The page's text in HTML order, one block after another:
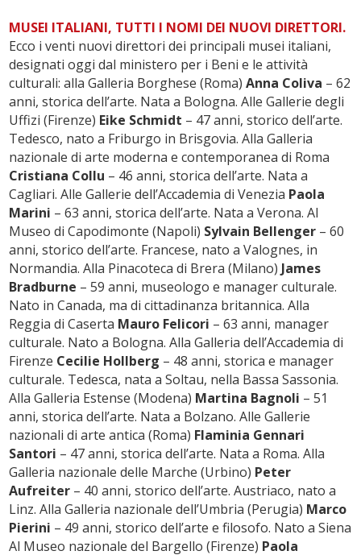
MUSEI ITALIANI, TUTTI I NOMI DEI NUOVI DIRETTORI.
Ecco i venti nuovi direttori dei principali musei italiani,
designati oggi dal ministero per i Beni e le attività
culturali: alla Galleria Borghese (Roma)Anna Coliva – 62
anni, storica dell’arte. Nata a Bologna. Alle Gallerie degli
Uffizi (Firenze) Eike Schmidt – 47 anni, storico dell’arte.
Tedesco, nato a Friburgo in Brisgovia. Alla Galleria
nazionale di arte moderna e contemporanea di Roma
Cristiana Collu – 46 anni, storica dell’arte. Nata a
Cagliari. Alle Gallerie dell’Accademia di Venezia Paola
Marini – 63 anni, storica dell’arte. Nata a Verona. Al
Museo di Capodimonte (Napoli) Sylvain Bellenger – 60
anni, storico dell’arte. Francese, nato a Valognes, in
Normandia. Alla Pinacoteca di Brera (Milano) James
Bradburne – 59 anni, museologo e manager culturale.
Nato in Canada, ma di cittadinanza britannica. Alla
Reggia di Caserta Mauro Felicori – 63 anni, manager
culturale. Nato a Bologna. Alla Galleria dell’Accademia di
Firenze Cecilie Hollberg – 48 anni, storica e manager
culturale. Tedesca, nata a Soltau, nella Bassa Sassonia.
Alla Galleria Estense (Modena) Martina Bagnoli – 51
anni, storica dell’arte. Nata a Bolzano. Alle Gallerie
nazionali di arte antica (Roma) Flaminia Gennari
Santori – 47 anni, storica dell’arte. Nata a Roma. Alla
Galleria nazionale delle Marche (Urbino) Peter
Aufreiter – 40 anni, storico dell’arte. Austriaco, nato a
Linz. Alla Galleria nazionale dell’Umbria (Perugia) Marco
Pierini – 49 anni, storico dell’arte e filosofo. Nato a Siena
Al Museo nazionale del Bargello (Firenze) Paola